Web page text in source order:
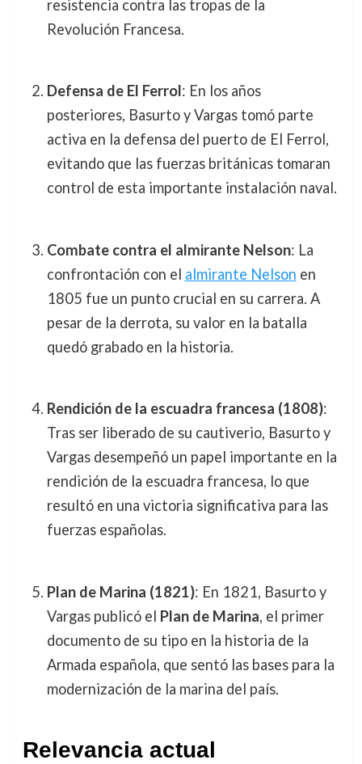
resistencia contra las tropas de la
Revolución Francesa.
Defensa de El Ferrol: En los años
posteriores, Basurto y Vargas tomó parte
activa en la defensa del puerto de El Ferrol,
evitando que las fuerzas británicas tomaran
control de esta importante instalación naval.
Combate contra el almirante Nelson: La
confrontación con el almirante Nelson en
1805 fue un punto crucial en su carrera. A
pesar de la derrota, su valor en la batalla
quedó grabado en la historia.
Rendición de la escuadra francesa (1808):
Tras ser liberado de su cautiverio, Basurto y
Vargas desempeñó un papel importante en la
rendición de la escuadra francesa, lo que
resultó en una victoria significativa para las
fuerzas españolas.
Plan de Marina (1821): En 1821, Basurto y
Vargas publicó el Plan de Marina, el primer
documento de su tipo en la historia de la
Armada española, que sentó las bases para la
modernización de la marina del país.
Relevancia actual